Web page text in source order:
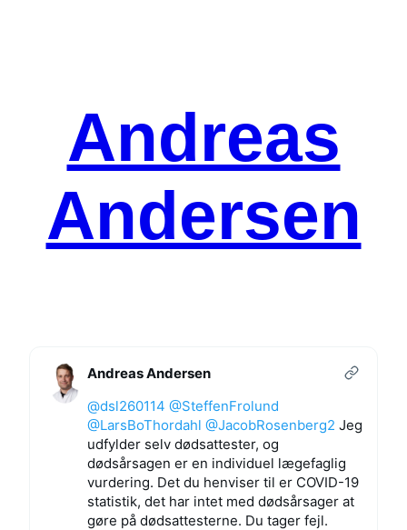
Andreas
Andersen
Andreas Andersen
@dsl260114 @SteffenFrolund
@LarsBoThordahl @JacobRosenberg2 Jeg
udfylder selv dødsattester, og
dødsårsagen er en individuel lægefaglig
vurdering. Det du henviser til er COVID-19
statistik, det har intet med dødsårsager at
gøre på dødsattesterne. Du tager fejl.